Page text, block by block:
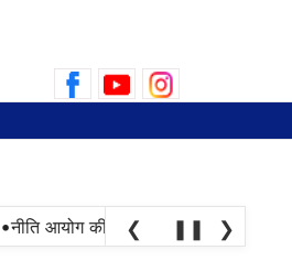
for:
आयोग की रैंकिंग में पंजाब ने केरल को पछाड़ा;
❮ ❚❚ ❯